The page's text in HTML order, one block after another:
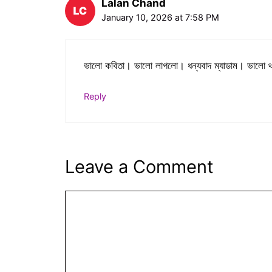
Lalan Chand
January 10, 2026 at 7:58 PM
ভালো কবিতা। ভালো লাগলো। ধন্যবাদ ম্যাডাম। ভালো
Reply
Leave a Comment